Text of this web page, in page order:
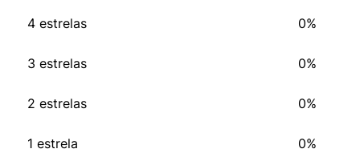
4 estrelas 0%
3 estrelas 0%
2 estrelas 0%
1 estrela 0%